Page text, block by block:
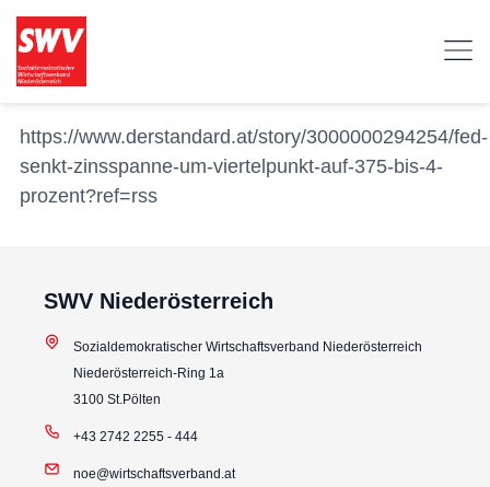
https://www.derstandard.at/story/3000000294254/fed-
senkt-zinsspanne-um-viertelpunkt-auf-375-bis-4-
prozent?ref=rss
SWV Niederösterreich
Sozialdemokratischer Wirtschaftsverband Niederösterreich
Niederösterreich-Ring 1a
3100 St.Pölten
+43 2742 2255 - 444
noe@wirtschaftsverband.at